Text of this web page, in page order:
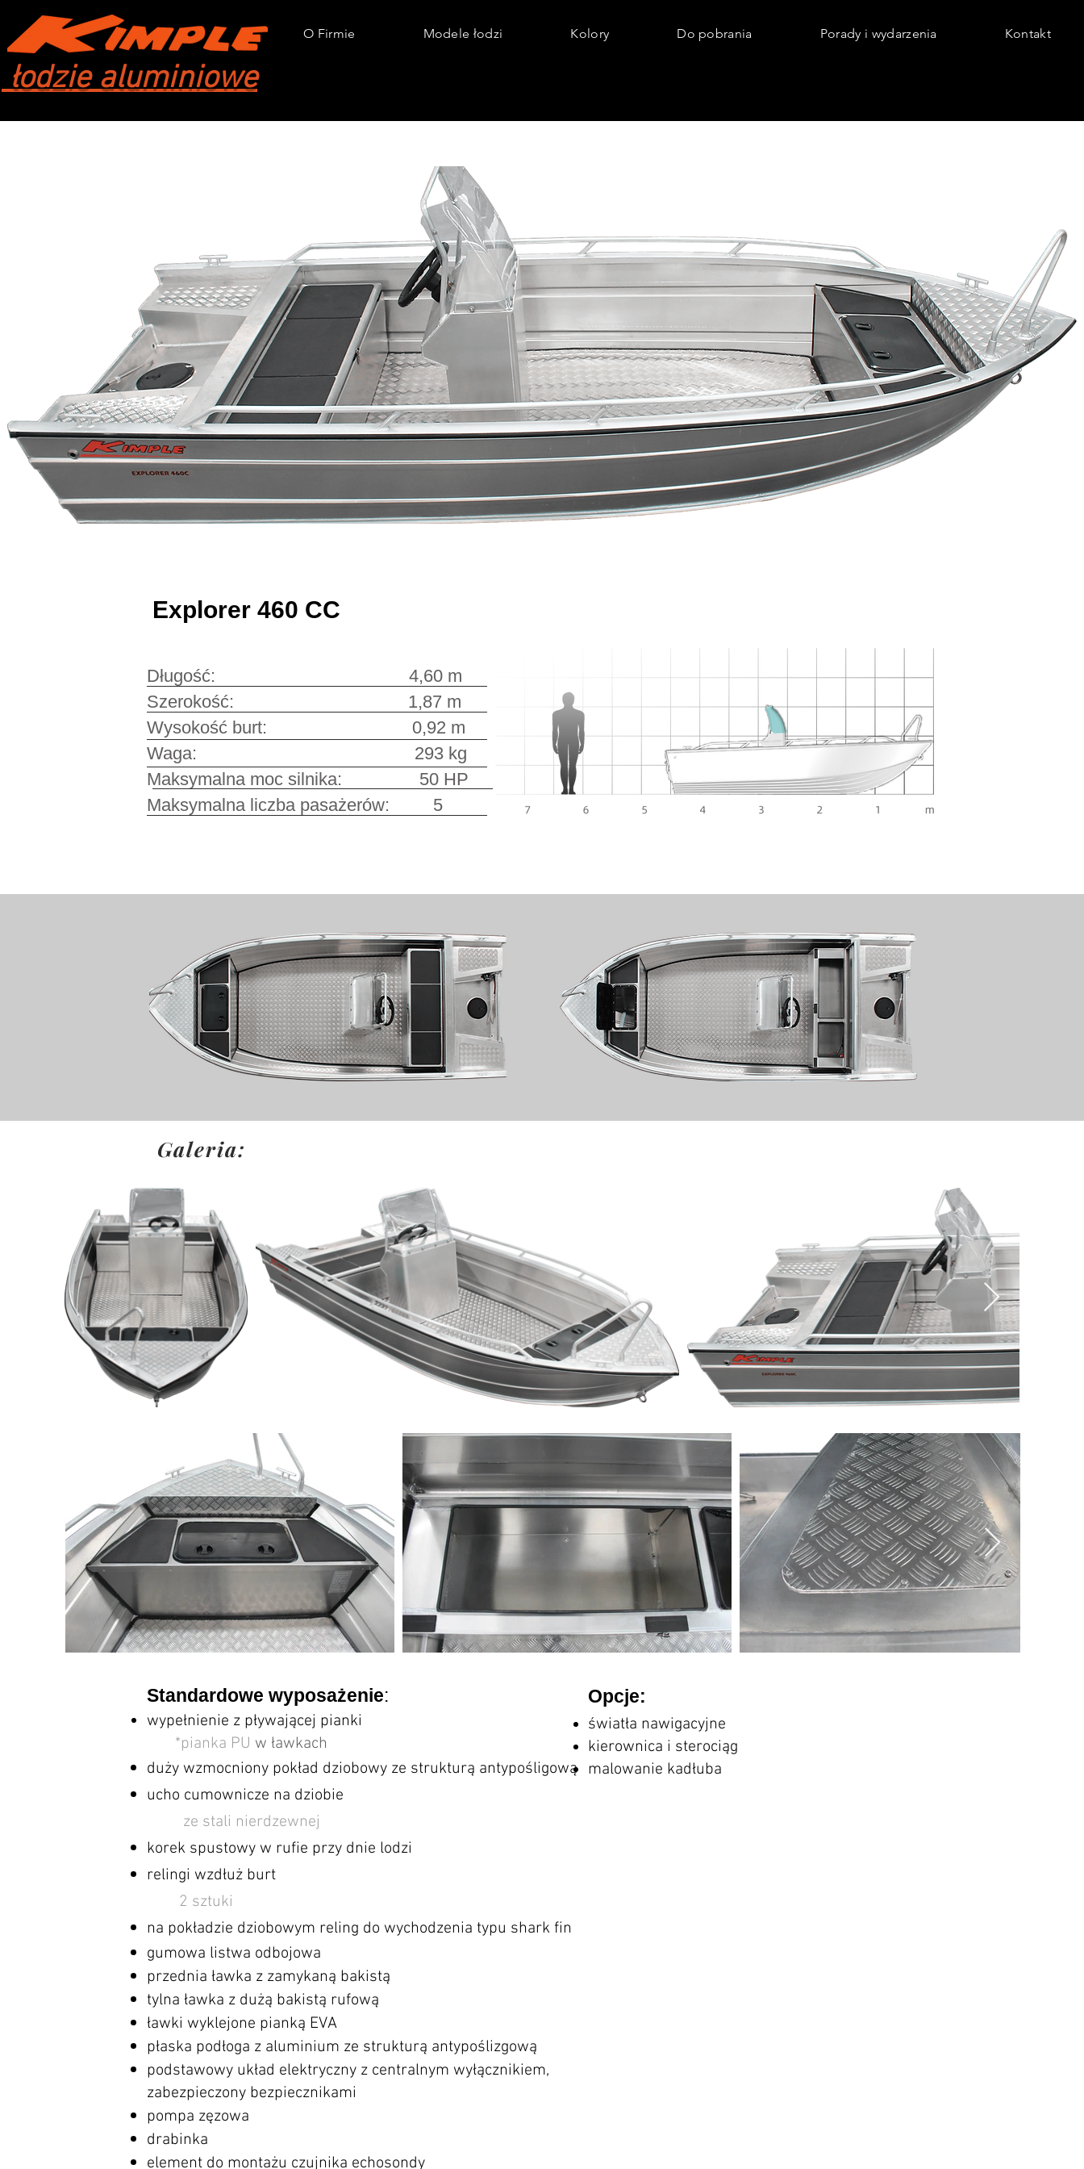
O Firmie Modele łodzi Kolory Do pobrania Porady i wydarzenia Kontakt
łodzie aluminiowe
Explorer 460 CC
Długość: 4,60 m
Szerokość: 1,87 m
Wysokość burt: 0,92 m
Waga: 293 kg
Maksymalna moc silnika: 50 HP
Maksymalna liczba pasażerów: 5
Galeria:
Standardowe wyposażenie:
wypełnienie z pływającej pianki
*pianka PU w ławkach
duży wzmocniony pokład dziobowy ze strukturą antypośligową
ucho cumownicze na dziobie
ze stali nierdzewnej
korek spustowy w rufie przy dnie lodzi
relingi wzdłuż burt
2 sztuki​
na pokładzie dziobowym reling do wychodzenia typu shark fin
gumowa listwa odbojowa
przednia ławka z zamykaną bakistą
tylna ławka z dużą bakistą rufową
ławki wyklejone pianką EVA
płaska podłoga z aluminium ze strukturą antypoślizgową
podstawowy układ elektryczny z centralnym wyłącznikiem,
zabezpieczony bezpiecznikami
pompa zęzowa
drabinka
element do montażu czujnika echosondy
Opcje:
światła nawigacyjne
kierownica i sterociąg
malowanie kadłuba